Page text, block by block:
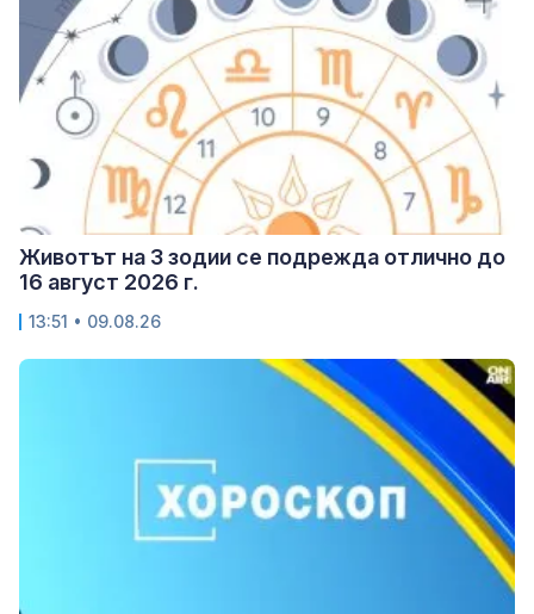
Животът на 3 зодии се подрежда отлично до
16 август 2026 г.
13:51 • 09.08.26